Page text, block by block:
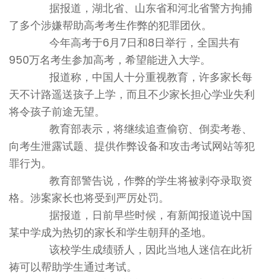
据报道，湖北省、山东省和河北省警方拘捕
了多个涉嫌帮助高考考生作弊的犯罪团伙。
今年高考于6月7日和8日举行，全国共有
950万名考生参加高考，希望能进入大学。
报道称，中国人十分重视教育，许多家长每
天不计路遥送孩子上学，而且不少家长担心学业失利
将令孩子前途无望。
教育部表示，将继续追查偷窃、倒卖考卷、
向考生泄露试题、提供作弊设备和攻击考试网站等犯
罪行为。
教育部警告说，作弊的学生将被剥夺录取资
格。涉案家长也将受到严厉处罚。
据报道，日前早些时候，有新闻报道说中国
某中学成为热切的家长和学生朝拜的圣地。
该校学生成绩骄人，因此当地人迷信在此祈
祷可以帮助学生通过考试。